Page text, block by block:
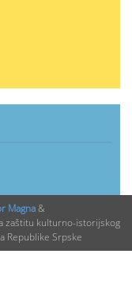
Magna&
zaštitu kulturno-istorijskog
Republike Srpske